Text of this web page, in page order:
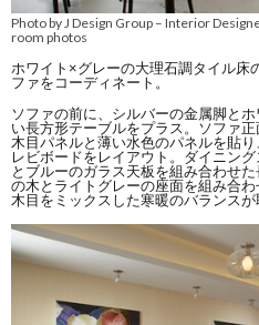
Photo by J Design Group – Interior
room photos
ホワイト×グレーの大理石調タイル床
ファをコーディネート。
ソファの前に、シルバーの金属脚と
い長方形テーブルをプラス。ソファ
木目パネルと薄い水色のパネルを貼
レビボードをレイアウト。ダイニン
とブルーのガラス天板を組み合わせ
の木とライトグレーの座面を組み合
木目をミックスした寒暖のバランスが